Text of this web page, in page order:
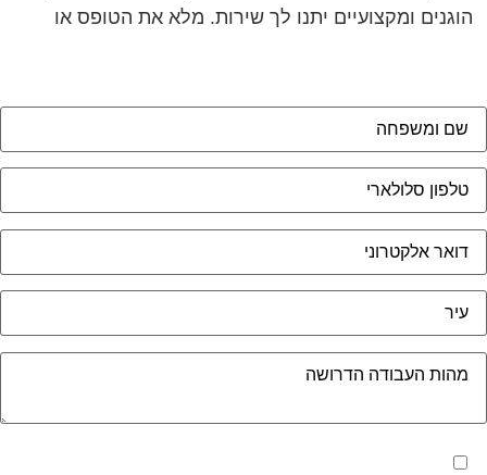
הוגנים ומקצועיים יתנו לך שירות. מלא את הטופס אולחץ
מאשר את תנאי הפרטיות